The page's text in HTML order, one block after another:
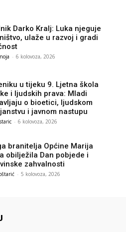
Darko Kralj: Luka njeguje
ulaže u razvoj i gradi
- 6 kolovoza, 2026
u tijeku 9. Ljetna škola
i ljudskih prava: Mladi
o bioetici, ljudskom
i javnom nastupu
- 6 kolovoza, 2026
branitelja Općine Marija
obilježila Dan pobjede i
zahvalnosti
- 5 kolovoza, 2026